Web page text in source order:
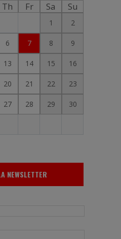
Th Fr Sa Su
1 2
6 7 8 9
13 14 15 16
20 21 22 23
27 28 29 30
NEWSLETTER